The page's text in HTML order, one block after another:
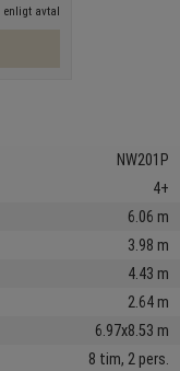
enligt avtal
NW201P
4+
6.06 m
3.98 m
4.43 m
2.64 m
6.97x8.53 m
8 tim, 2 pers.